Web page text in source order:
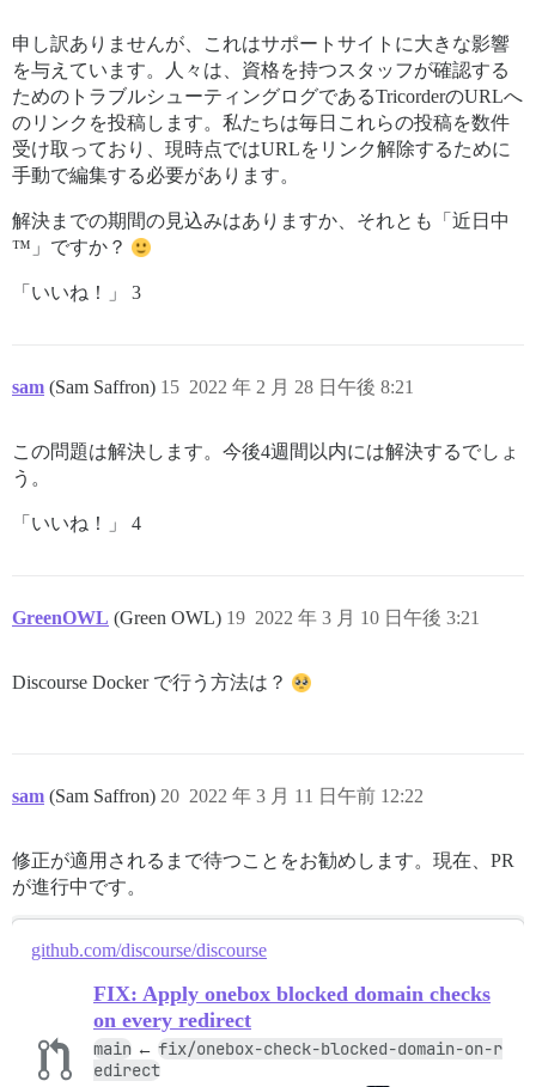
申し訳ありませんが、これはサポートサイトに大きな影響
を与えています。人々は、資格を持つスタッフが確認する
ためのトラブルシューティングログであるTricorderのURLへ
のリンクを投稿します。私たちは毎日これらの投稿を数件
受け取っており、現時点ではURLをリンク解除するために
手動で編集する必要があります。
解決までの期間の見込みはありますか、それとも「近日中
™」ですか？
「いいね！」 3
sam (Sam Saffron) 2022 年 2 月 28 日午後 8:21
15
この問題は解決します。今後4週間以内には解決するでしょ
う。
「いいね！」 4
GreenOWL (Green OWL) 2022 年 3 月 10 日午後 3:21
19
Discourse Docker で行う方法は？
sam (Sam Saffron) 2022 年 3 月 11 日午前 12:22
20
修正が適用されるまで待つことをお勧めします。現在、PR
が進行中です。
github.com/discourse/discourse
FIX: Apply onebox blocked domain checks
on every redirect
main ← fix/onebox-check-blocked-domain-on-r
edirect